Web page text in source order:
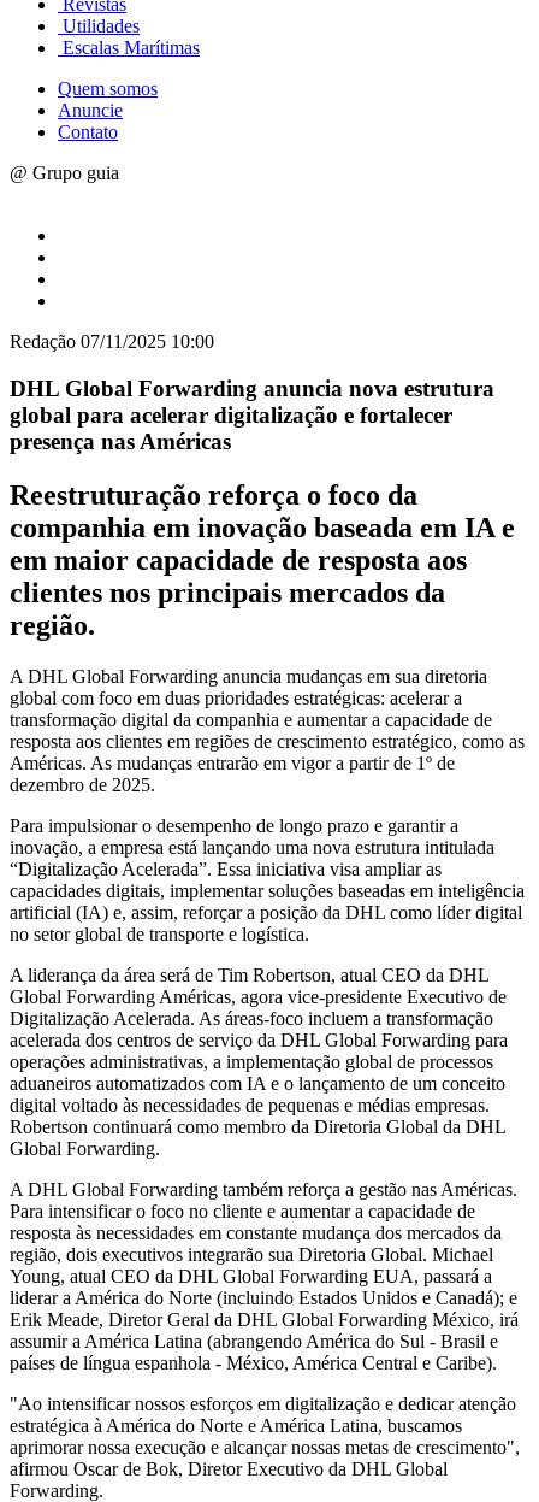
Revistas
Utilidades
Escalas Marítimas
Quem somos
Anuncie
Contato
@ Grupo guia
Redação 07/11/2025 10:00
DHL Global Forwarding anuncia nova estrutura
global para acelerar digitalização e fortalecer
presença nas Américas
Reestruturação reforça o foco da
companhia em inovação baseada em IA e
em maior capacidade de resposta aos
clientes nos principais mercados da
região.
A DHL Global Forwarding anuncia mudanças em sua diretoria
global com foco em duas prioridades estratégicas: acelerar a
transformação digital da companhia e aumentar a capacidade de
resposta aos clientes em regiões de crescimento estratégico, como as
Américas. As mudanças entrarão em vigor a partir de 1º de
dezembro de 2025.
Para impulsionar o desempenho de longo prazo e garantir a
inovação, a empresa está lançando uma nova estrutura intitulada
“Digitalização Acelerada”. Essa iniciativa visa ampliar as
capacidades digitais, implementar soluções baseadas em inteligência
artificial (IA) e, assim, reforçar a posição da DHL como líder digital
no setor global de transporte e logística.
A liderança da área será de Tim Robertson, atual CEO da DHL
Global Forwarding Américas, agora vice-presidente Executivo de
Digitalização Acelerada. As áreas-foco incluem a transformação
acelerada dos centros de serviço da DHL Global Forwarding para
operações administrativas, a implementação global de processos
aduaneiros automatizados com IA e o lançamento de um conceito
digital voltado às necessidades de pequenas e médias empresas.
Robertson continuará como membro da Diretoria Global da DHL
Global Forwarding.
A DHL Global Forwarding também reforça a gestão nas Américas.
Para intensificar o foco no cliente e aumentar a capacidade de
resposta às necessidades em constante mudança dos mercados da
região, dois executivos integrarão sua Diretoria Global. Michael
Young, atual CEO da DHL Global Forwarding EUA, passará a
liderar a América do Norte (incluindo Estados Unidos e Canadá); e
Erik Meade, Diretor Geral da DHL Global Forwarding México, irá
assumir a América Latina (abrangendo América do Sul - Brasil e
países de língua espanhola - México, América Central e Caribe).
"Ao intensificar nossos esforços em digitalização e dedicar atenção
estratégica à América do Norte e América Latina, buscamos
aprimorar nossa execução e alcançar nossas metas de crescimento",
afirmou Oscar de Bok, Diretor Executivo da DHL Global
Forwarding.